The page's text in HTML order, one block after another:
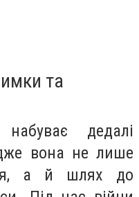
та
дедалі
вона не лише
а й шлях до